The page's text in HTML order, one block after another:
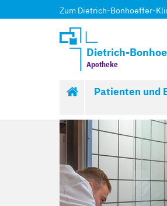
Zum Dietrich-Bonhoeffer-
Dietrich-
Apotheke
Start
Patienten und